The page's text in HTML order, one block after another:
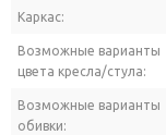
Каркас:
Возможные варианты
цвета кресла/стула:
Возможные варианты
обивки: